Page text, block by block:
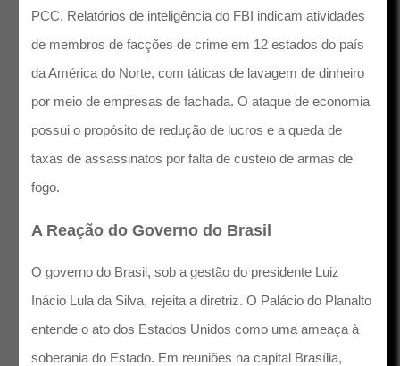
PCC. Relatórios de inteligência do FBI indicam atividades
de membros de facções de crime em 12 estados do país
da América do Norte, com táticas de lavagem de dinheiro
por meio de empresas de fachada. O ataque de economia
possui o propósito de redução de lucros e a queda de
taxas de assassinatos por falta de custeio de armas de
fogo.
A Reação do Governo do Brasil
O governo do Brasil, sob a gestão do presidente Luiz
Inácio Lula da Silva, rejeita a diretriz. O Palácio do Planalto
entende o ato dos Estados Unidos como uma ameaça à
soberania do Estado. Em reuniões na capital Brasília,